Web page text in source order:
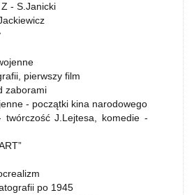
- S.Janicki
pierwszy film
zaborami
- początki kina narodowego
twórczość J.Lejtesa, komedie -
po 1945